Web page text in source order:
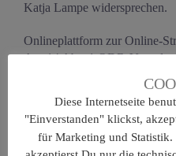
Katja Lampe widersprechen.
Onlineplattform zur Online-
Art. 14 Abs. 1 ODR-
http://ec.europa.eu/
außergerichtlichen Online-
Plattform) bereit.
Diese Internetseite
"Einverstanden" klickst,
für Marketing und